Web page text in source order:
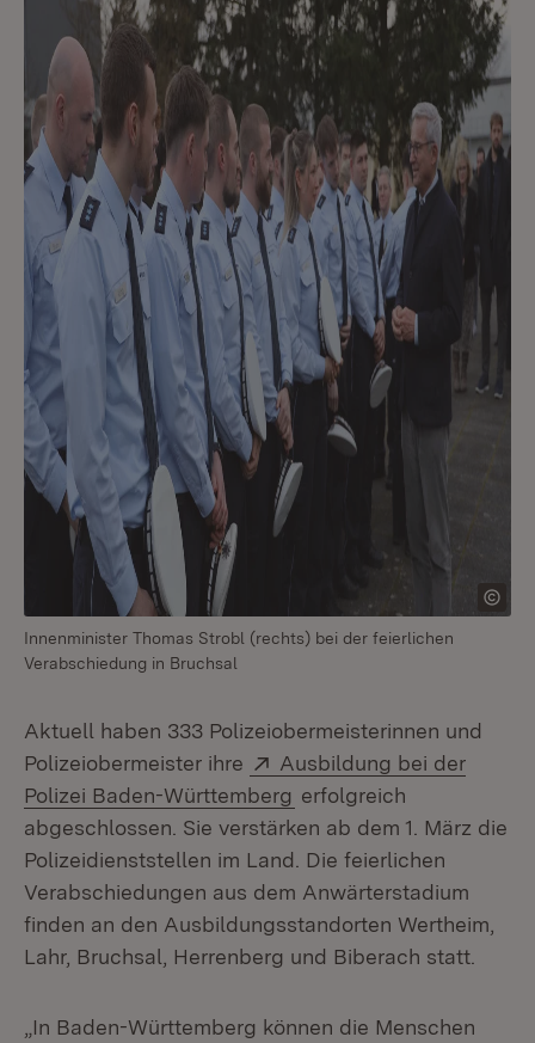
Innenminister Thomas Strobl (rechts) bei der feierlichen
Verabschiedung in Bruchsal
Aktuell haben 333 Polizeiobermeisterinnen und
Polizeiobermeister ihre
Extern:
Ausbildung bei der
Polizei Baden-Württemberg (Öffnet in neuem
erfolgreich
abgeschlossen. Sie verstärken ab dem 1. März die
Polizeidienststellen im Land. Die feierlichen
Verabschiedungen aus dem Anwärterstadium
finden an den Ausbildungsstandorten Wertheim,
Lahr, Bruchsal, Herrenberg und Biberach statt.
„In Baden-Württemberg können die Menschen